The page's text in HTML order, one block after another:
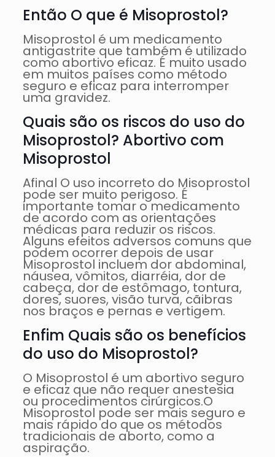
Então O que é Misoprostol?
Misoprostol é um medicamento
antigastrite que também é utilizado
como abortivo eficaz. É muito usado
em muitos países como método
seguro e eficaz para interromper
uma gravidez.
Quais são os riscos do uso do
Misoprostol? Abortivo com
Misoprostol
Afinal O uso incorreto do Misoprostol
pode ser muito perigoso. É
importante tomar o medicamento
de acordo com as orientações
médicas para reduzir os riscos.
Alguns efeitos adversos comuns que
podem ocorrer depois de usar
Misoprostol incluem dor abdominal,
náusea, vômitos, diarréia, dor de
cabeça, dor de estômago, tontura,
dores, suores, visão turva, cãibras
nos braços e pernas e vertigem.
Enfim Quais são os benefícios
do uso do Misoprostol?
O Misoprostol é um abortivo seguro
e eficaz que não requer anestesia
ou procedimentos cirúrgicos.O
Misoprostol pode ser mais seguro e
mais rápido do que os métodos
tradicionais de aborto, como a
aspiração.